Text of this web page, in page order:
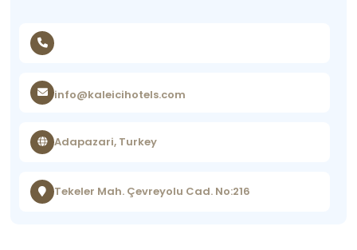
info@kaleicihotels.com
Adapazari, Turkey
Tekeler Mah. Çevreyolu Cad. No:216